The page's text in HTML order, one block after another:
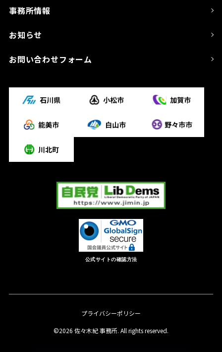
事務所情報
お知らせ
お問い合わせフォーム
公式サイトの確認方法
プライバシーポリシー
©2026 佐々木紀 事務所. All rights reserved.